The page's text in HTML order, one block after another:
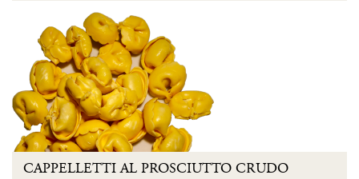
CAPPELLETTI AL PROSCIUTTO CRUDO